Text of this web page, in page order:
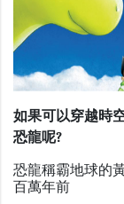
如果可以穿越時
恐龍呢?
恐龍稱霸地球的
百萬年前